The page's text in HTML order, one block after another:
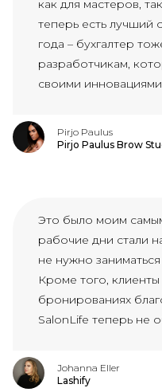
как для мастеров,
теперь есть лучший
года – бухгалтер
разработчикам,
своими инновациями
Pirjo Paulus
Pirjo Paulus Brow
Это было моим
рабочие дни стали
не нужно
Кроме того,
бронированиях
SalonLife теперь не
Johanna Eller
Lashify